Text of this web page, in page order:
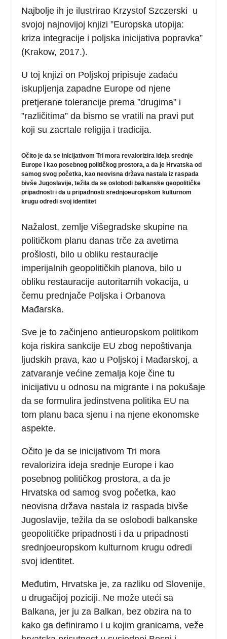
Najbolje ih je ilustrirao Krzystof Szczerski u
svojoj najnovijoj knjizi ”Europska utopija:
kriza integracije i poljska inicijativa popravka”
(Krakow, 2017.).
U toj knjizi on Poljskoj pripisuje zadaću
iskupljenja zapadne Europe od njene
pretjerane tolerancije prema ”drugima” i
”različitima” da bismo se vratili na pravi put
koji su zacrtale religija i tradicija.
Očito je da se inicijativom Tri mora revalorizira ideja srednje
Europe i kao posebnog političkog prostora, a da je Hrvatska od
samog svog početka, kao neovisna država nastala iz raspada
bivše Jugoslavije, težila da se oslobodi balkanske geopolitičke
pripadnosti i da u pripadnosti srednjoeuropskom kulturnom
krugu odredi svoj identitet
Nažalost, zemlje Višegradske skupine na
političkom planu danas trče za avetima
prošlosti, bilo u obliku restauracije
imperijalnih geopolitičkih planova, bilo u
obliku restauracije autoritarnih vokacija, u
čemu prednjače Poljska i Orbanova
Mađarska.
Sve je to začinjeno antieuropskom politikom
koja riskira sankcije EU zbog nepoštivanja
ljudskih prava, kao u Poljskoj i Mađarskoj, a
zatvaranje većine zemalja koje čine tu
inicijativu u odnosu na migrante i na pokušaje
da se formulira jedinstvena politika EU na
tom planu baca sjenu i na njene ekonomske
aspekte.
Očito je da se inicijativom Tri mora
revalorizira ideja srednje Europe i kao
posebnog političkog prostora, a da je
Hrvatska od samog svog početka, kao
neovisna država nastala iz raspada bivše
Jugoslavije, težila da se oslobodi balkanske
geopolitičke pripadnosti i da u pripadnosti
srednjoeuropskom kulturnom krugu odredi
svoj identitet.
Međutim, Hrvatska je, za razliku od Slovenije,
u drugačijoj poziciji. Ne može uteći sa
Balkana, jer ju za Balkan, bez obzira na to
kako ga definiramo i u kojim granicama, veže